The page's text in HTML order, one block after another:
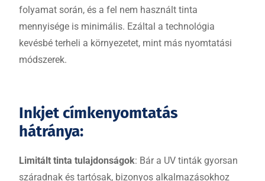
folyamat során, és a fel nem használt tinta
mennyisége is minimális. Ezáltal a technológia
kevésbé terheli a környezetet, mint más nyomtatási
módszerek.
Inkjet címkenyomtatás
hátránya:
Limitált tinta tulajdonságok: Bár a UV tinták gyorsan
száradnak és tartósak, bizonyos alkalmazásokhoz